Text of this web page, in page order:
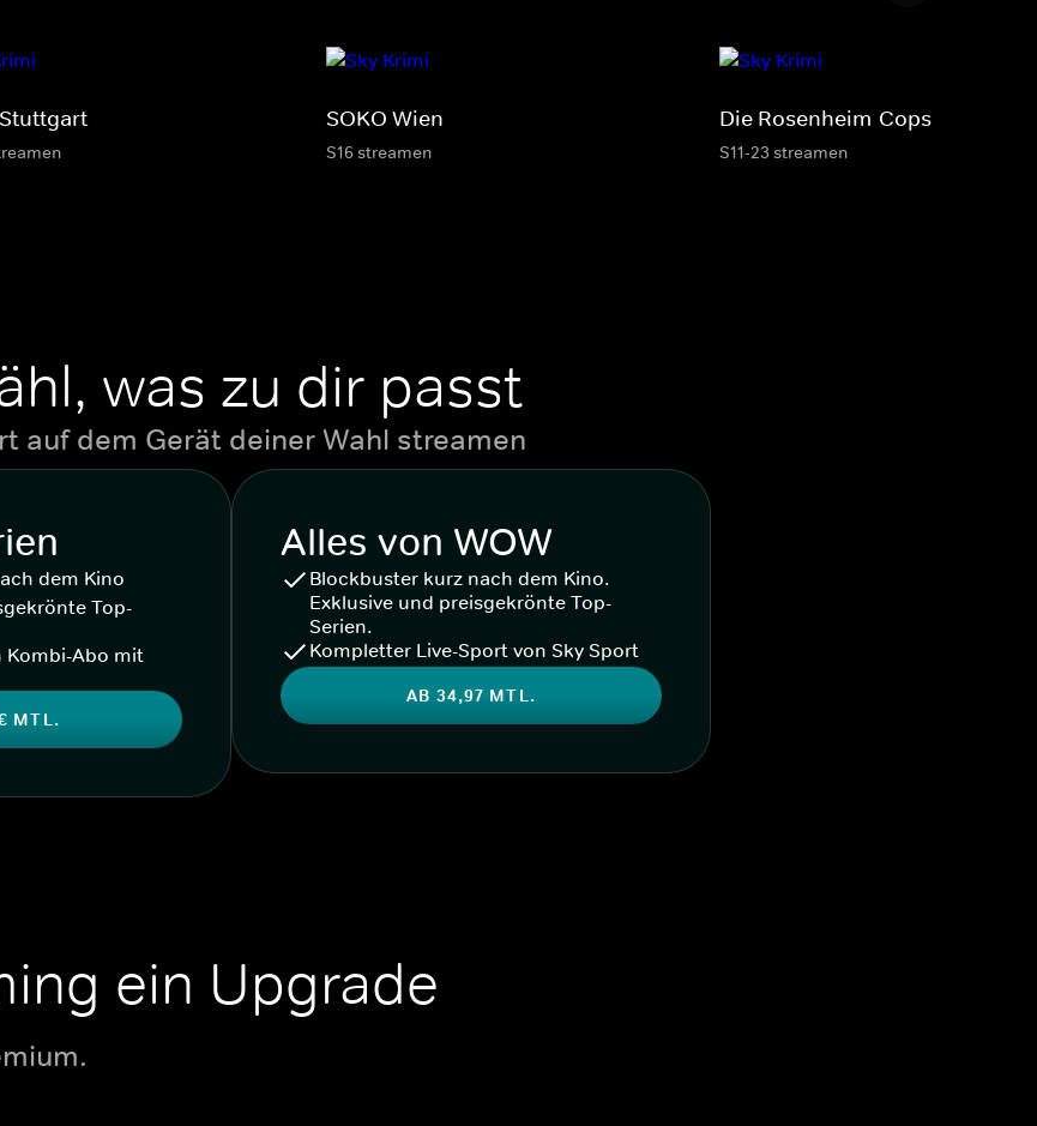
SOKO Wien
S16 streamen
Die Rosenheim-Cops
S11-23 streamen
was zu dir passt
auf dem Gerät deiner Wahl streamen
dem Kino
Top-
Abo mit
MTL.
Alles von WOW
Blockbuster kurz nach dem Kino.
Exklusive und preisgekrönte Top-
Serien.
Kompletter Live-Sport von Sky Sport
AB 34,97 MTL.
ein Upgrade